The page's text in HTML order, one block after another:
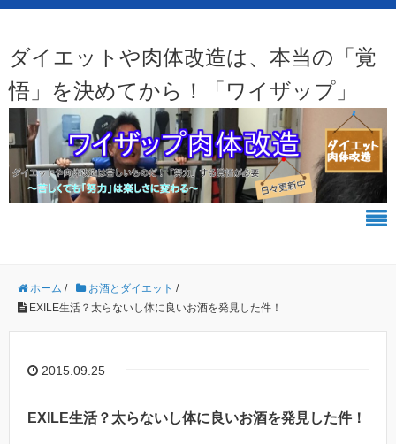
ダイエットや肉体改造は、本当の「覚
悟」を決めてから！「ワイザップ」
ホーム / お酒とダイエット /
EXILE生活？太らないし体に良いお酒を発見した件！
2015.09.25
EXILE生活？太らないし体に良いお酒を発見した件！